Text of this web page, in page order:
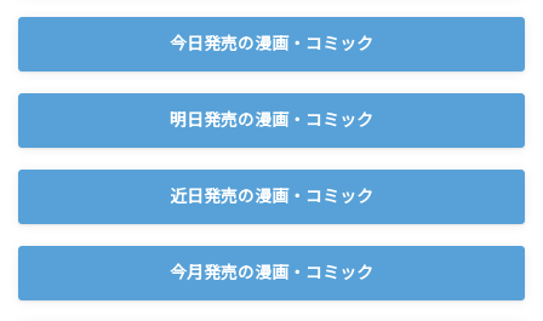
今日発売の漫画・コミック
明日発売の漫画・コミック
近日発売の漫画・コミック
今月発売の漫画・コミック